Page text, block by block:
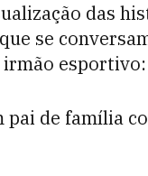
das
se
esportivo:
pai de família